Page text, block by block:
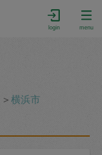
login menu
＞横浜市